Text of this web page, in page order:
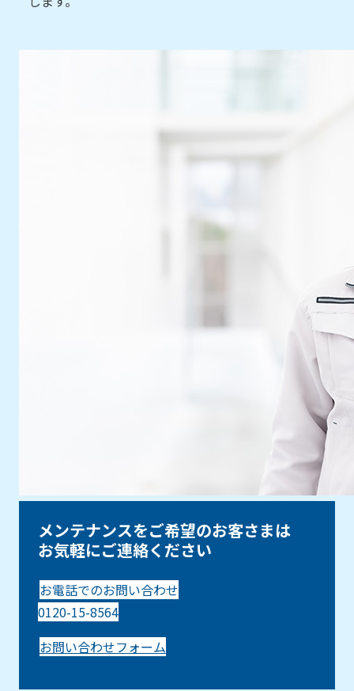
メンテナンスをご希望のお客さまは
お気軽にご連絡ください
お電話でのお問い合わせ
0120-15-8564
お問い合わせフォーム